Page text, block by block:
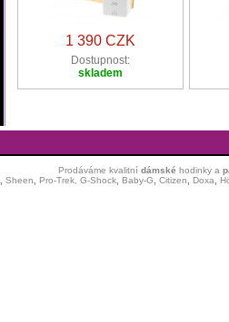
1 390 CZK
Dostupnost:
skladem
Prodáváme kvalitní dámské hodinkya
Sheen Pro-Trek, G-Shock, Baby-G Citizen Doxa